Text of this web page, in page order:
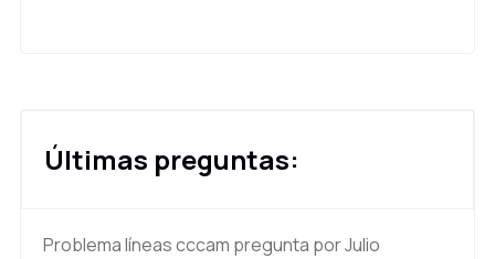
Últimas preguntas:
Problema líneas cccam pregunta por Julio